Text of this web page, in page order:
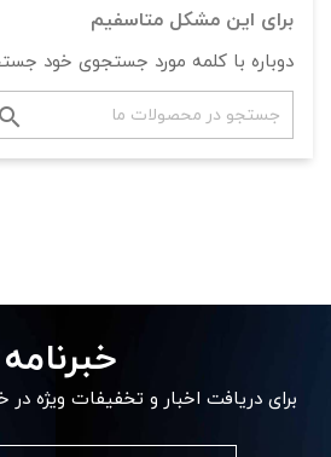
برای این مشکل متاسفیم
دوباره با کلمه مورد جستجوی خود

خبرنامه
برای دریافت اخبار و تخفیفات ویژه